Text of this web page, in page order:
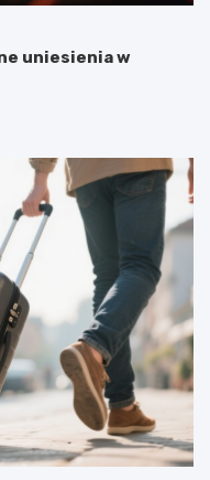
uniesienia w